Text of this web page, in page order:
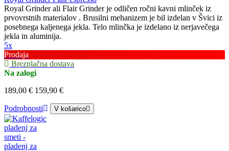
Royal Grinder ali Flair Grinder je odličen ročni kavni mlinček iz
prvovrstnih materialov . Brusilni mehanizem je bil izdelan v Švici iz
posebnega kaljenega jekla. Telo mlinčka je izdelano iz nerjavečega
jekla in aluminija.
5x
Prodaja
Brezplačna dostava
Na zalogi
189,00 € 159,90 €
Podrobnosti V košarico